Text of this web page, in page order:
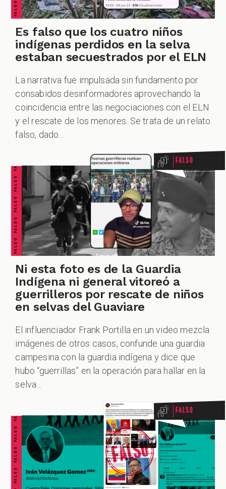
Es falso que los cuatro niños
indígenas perdidos en la selva
estaban secuestrados por el ELN
La narrativa fue impulsada sin fundamento por
consabidos desinformadores aprovechando la
coincidencia entre las negociaciones con el ELN
y el rescate de los menores. Se trata de un relato
falso, dado...
FALSO FALSO FALSO FALSO FALSO FALSO FALSO Falso
Ni esta foto es de la Guardia
Indígena ni general vitoreó a
guerrilleros por rescate de niños
en selvas del Guaviare
El influenciador Frank Portilla en un video mezcla
imágenes de otros casos, confunde una guardia
campesina con la guardia indígena y dice que
hubo “guerrillas” en la operación para hallar en la
selva...
FALSO FALSO FALSO FALSO FALSO FALSO FALSO Falso